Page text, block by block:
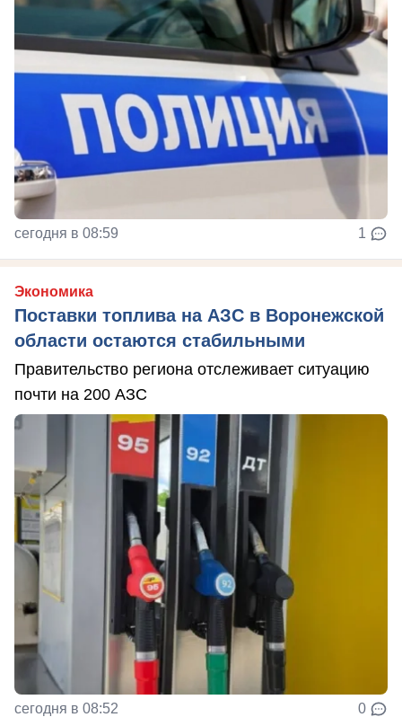
сегодня в 08:59 1
Экономика
Поставки топлива на АЗС в Воронежской
области остаются стабильными
Правительство региона отслеживает ситуацию
почти на 200 АЗС
сегодня в 08:52 0